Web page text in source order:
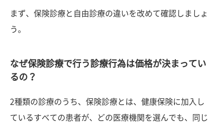
まず、保険診療と自由診療の違いを改めて確認しましょ
う。
なぜ保険診療で行う診療行為は価格が決まってい
るの？
2種類の診療のうち、保険診療とは、健康保険に加入し
ているすべての患者が、どの医療機関を選んでも、同じ